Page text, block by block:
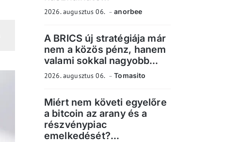
2026. augusztus 06. anorbee
A BRICS új stratégiája már
nem a közös pénz, hanem
valami sokkal nagyobb...
2026. augusztus 06. Tomasito
Miért nem követi egyelőre
a bitcoin az arany és a
részvénypiac
emelkedését?...